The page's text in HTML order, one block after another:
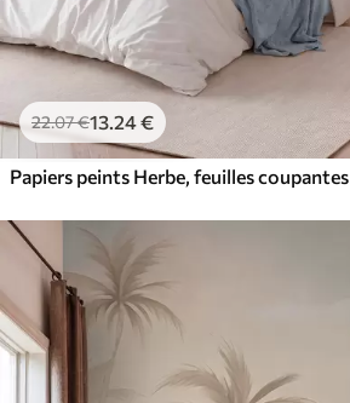
22.07€13.24€
Papiers peints Herbe, feuilles coupantes